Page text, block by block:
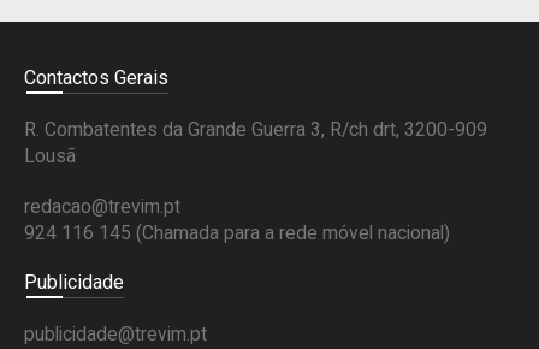
Contactos Gerais
R. Combatentes da Grande Guerra 3, R/ch drt, 3200-909
Lousã
redacao@trevim.pt
924 116 145 (Chamada para a rede móvel nacional)
Publicidade
publicidade@trevim.pt